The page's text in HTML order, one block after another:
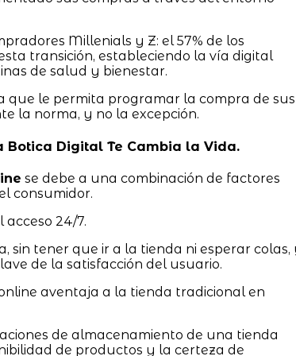
Millenials y Z: el 57% de los
transición, estableciendo la vía digital
de salud y bienestar.
le permita programar la compra de sus
la norma, y no la excepción.
Botica Digital Te Cambia la Vida.
se debe a una combinación de factores
consumidor.
24/7.
sin tener que ir a la tienda ni esperar colas,
de la satisfacción del usuario.
aventaja a la tienda tradicional en
de almacenamiento de una tienda
de productos y la certeza de